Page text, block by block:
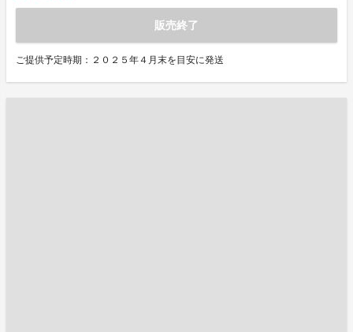
販売終了
ご提供予定時期：２０２５年４月末を目安に発送